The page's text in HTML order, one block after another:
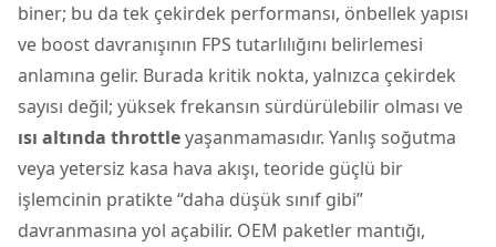
biner; bu da tek çekirdek performansı, önbellek yapısı
ve boost davranışının FPS tutarlılığını belirlemesi
anlamına gelir. Burada kritik nokta, yalnızca çekirdek
sayısı değil; yüksek frekansın sürdürülebilir olması ve
ısı altında throttleyaşanmamasıdır. Yanlış soğutma
veya yetersiz kasa hava akışı, teoride güçlü bir
işlemcinin pratikte “daha düşük sınıf gibi”
davranmasına yol açabilir. OEM paketler mantığı,